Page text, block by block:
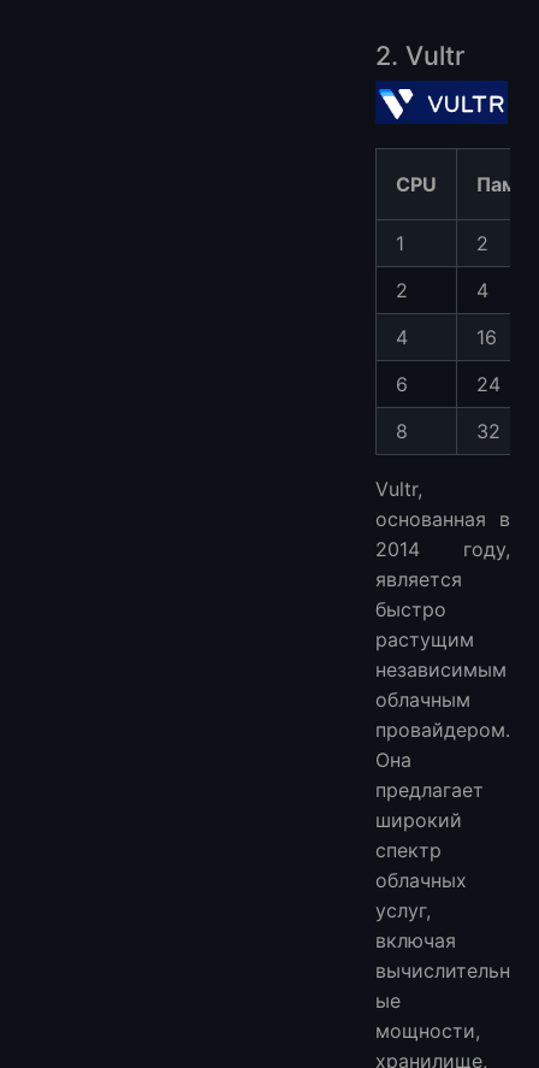
2. Vultr
CPU
1
2
2
4
4
16
6
24
8
32
Vultr,
основанная в
2014 году,
является
быстро
растущим
независимым
облачным
провайдером.
Она
предлагает
широкий
спектр
облачных
услуг,
включая
вычислительн
ые
мощности,
хранилище,